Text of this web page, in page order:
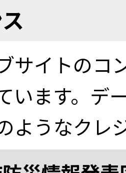
サイトのコ
います。デ
ようなクレ